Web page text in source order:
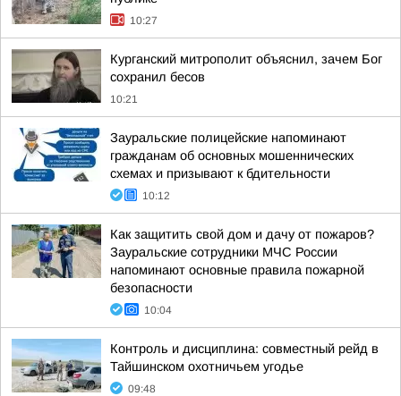
10:27
Курганский митрополит объяснил, зачем Бог
сохранил бесов
10:21
Зауральские полицейские напоминают
гражданам об основных мошеннических
схемах и призывают к бдительности
10:12
Как защитить свой дом и дачу от пожаров?
Зауральские сотрудники МЧС России
напоминают основные правила пожарной
безопасности
10:04
Контроль и дисциплина: совместный рейд в
Тайшинском охотничьем угодье
09:48